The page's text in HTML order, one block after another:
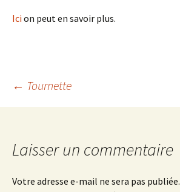
Icion peut en savoir plus.
Navigation
articles
← Tournette
Laisser un commentaire
Votre adresse e-mail ne sera pas publiée.